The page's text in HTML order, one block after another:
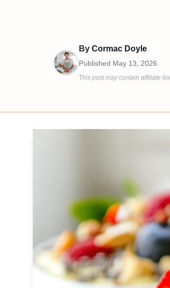
By Cormac Doyle
Published May 13, 2026
This post may contain affiliate